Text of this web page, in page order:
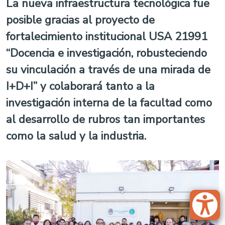
La nueva infraestructura tecnológica fue
posible gracias al proyecto de
fortalecimiento institucional USA 21991
“Docencia e investigación, robusteciendo
su vinculación a través de una mirada de
I+D+I” y colaborará tanto a la
investigación interna de la facultad como
al desarrollo de rubros tan importantes
como la salud y la industria.